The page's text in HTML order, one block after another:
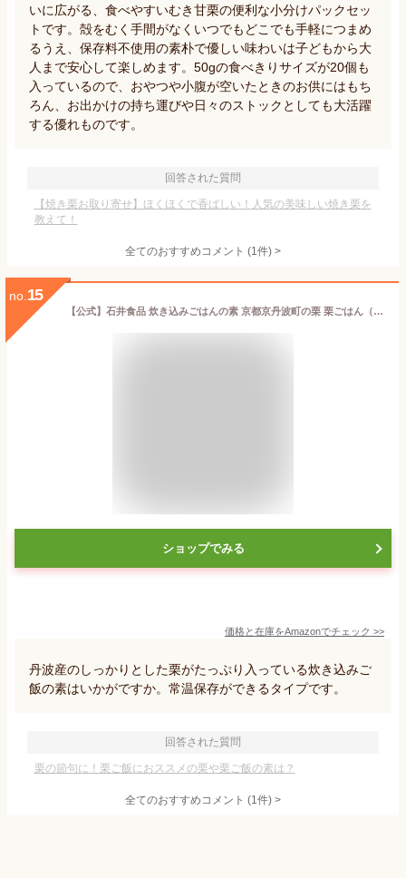
いに広がる、食べやすいむき甘栗の便利な小分けパックセッ
トです。殻をむく手間がなくいつでもどこでも手軽につまめ
るうえ、保存料不使用の素朴で優しい味わいは子どもから大
人まで安心して楽しめます。50gの食べきりサイズが20個も
入っているので、おやつや小腹が空いたときのお供にはもち
ろん、お出かけの持ち運びや日々のストックとしても大活躍
する優れものです。
回答された質問
【焼き栗お取り寄せ】ほくほくで香ばしい！人気の美味しい焼き栗を
教えて！
全てのおすすめコメント (1件) >
no. 15
【公式】石井食品 炊き込みごはんの素 京都京丹波町の栗 栗ごはん（常温保存）｜ (1袋)
ショップでみる
価格と在庫をAmazonでチェック >>
丹波産のしっかりとした栗がたっぷり入っている炊き込みご
飯の素はいかがですか。常温保存ができるタイプです。
回答された質問
栗の節句に！栗ご飯におススメの栗や栗ご飯の素は？
全てのおすすめコメント (1件) >